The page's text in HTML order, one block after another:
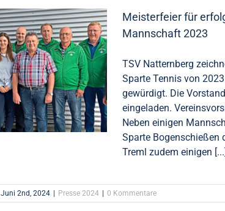
Meisterfeier für
Mannschaft 2023
TSV Natternberg
Sparte Tennis von
gewürdigt. Die
eingeladen.
Neben einigen
Sparte Bogenschießen
Treml zudem einigen [...]
Juni 2nd, 2024 Presse 2024 0 Kommentare